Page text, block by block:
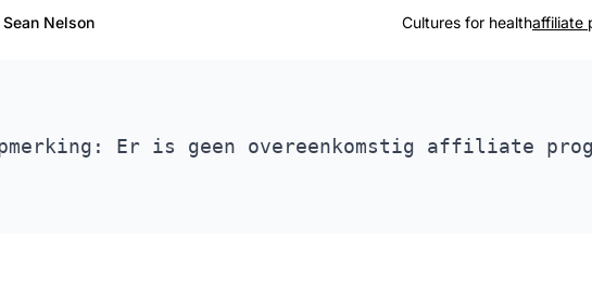
Nelson Cultures for healthaffiliate